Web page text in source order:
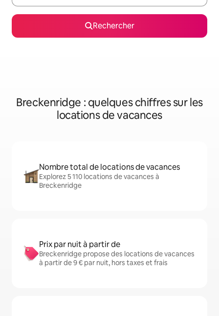
Rechercher
Breckenridge : quelques chiffres sur les
locations de vacances
Nombre total de locations de vacances
Explorez 5 110 locations de vacances à
Breckenridge
Prix par nuit à partir de
Breckenridge propose des locations de vacances
à partir de 9 € par nuit, hors taxes et frais